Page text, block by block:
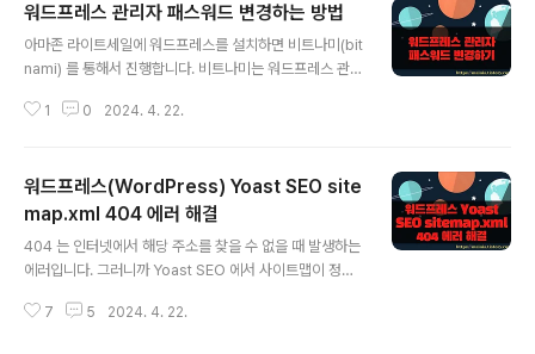
워드프레스 관리자 패스워드 변경하는 방법
아마존 라이트세일에 워드프레스를 설치하면 비트나미(bit
nami) 를 통해서 진행합니다. 비트나미는 워드프레스 관리
패스워드가 어렵기 때문에 관리자 페이지로 접속해서 새로
프레스 관리자 페이지로 접속합니다. 그리고 왼쪽 사이드
메뉴에서 Users 를 선택합니다. ▼ 사이트를 생성하고 접
속하면 Users 에 관리자 한 사람만 존재합니다. 관리자 계
정명에 마우스를 가져가면 Edit/View 버튼이 나타납니다.
합니다. 화면 아래로 내려가면 Account Management
1 0 2024. 4. 22.
워드프레스(WordPress) Yoast SEO site
map.xml 404 에러 해결
404 는 인터넷에서 해당 주소를 찾을 수 없을 때 발생하는
에러입니다. 그러니까 Yoast SEO 에서 사이트맵이 정상
주소 체계 때문입니다. Yoast SEO 에서 원하는 글과 페이
7 5 2024. 4. 22.